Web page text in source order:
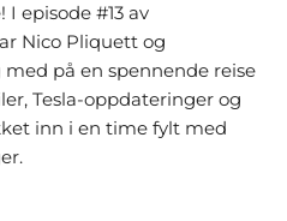
I episode #13 av
Nico Pliquett og
på en spennende reise
Tesla-oppdateringer og
inn i en time fylt med